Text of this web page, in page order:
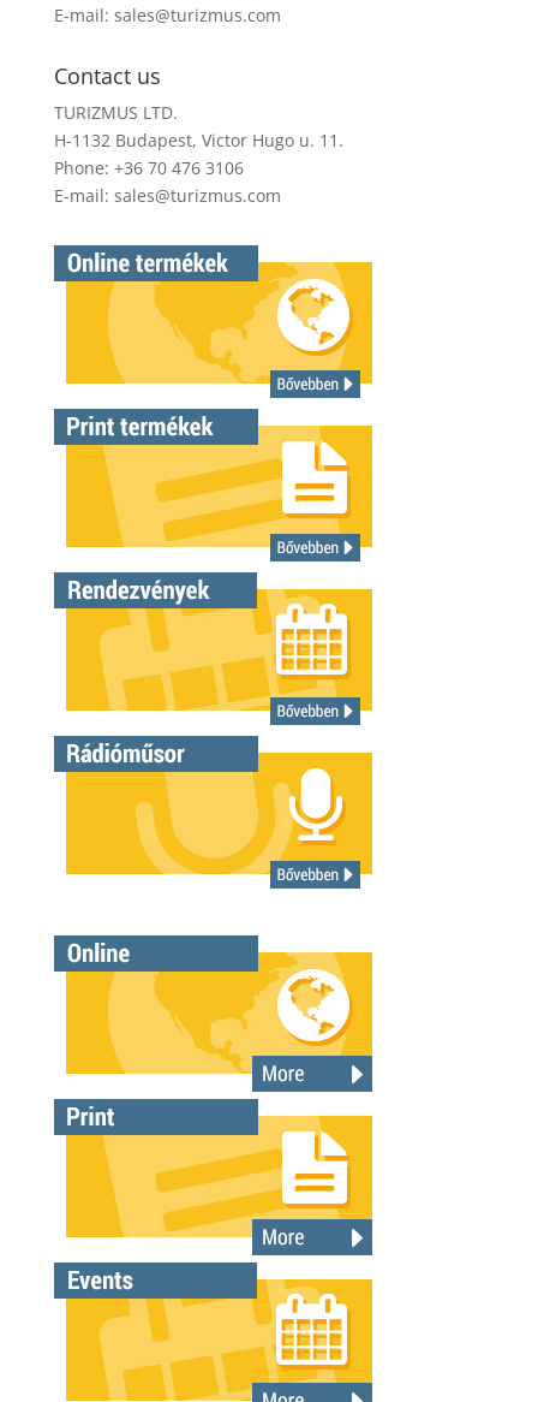
E-mail: sales@turizmus.com
Contact us
TURIZMUS LTD.
H-1132 Budapest, Victor Hugo u. 11.
Phone: +36 70 476 3106
E-mail: sales@turizmus.com